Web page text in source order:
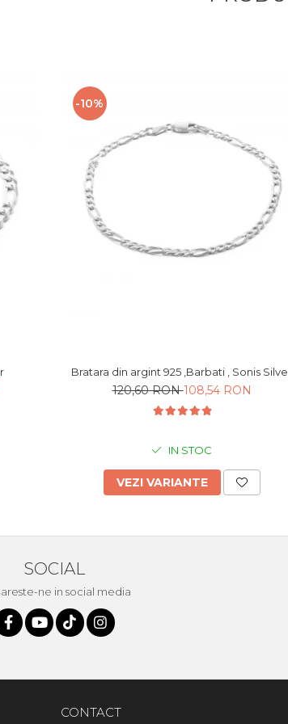
-10%
Bratara din argint 925 ,Barbati , Sonis
120,60 RON108,54 RON
IN STOC
VEZI VARIANTE
SOCIAL
ne in social media
CONTACT